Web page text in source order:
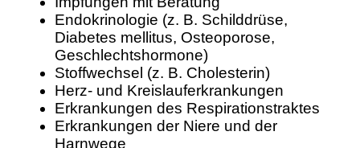
Endokrinologie (z. B. Schilddrüse,
Diabetes mellitus, Osteoporose,
Geschlechtshormone)
Stoffwechsel (z. B. Cholesterin)
Herz- und Kreislauferkrankungen
Erkrankungen des Respirationstraktes
Erkrankungen der Niere und der
Harnwege